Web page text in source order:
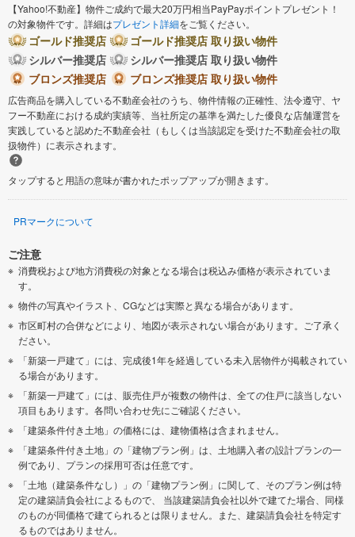
【Yahoo!不動産】物件ご成約で最大20万円相当PayPayポイントプレゼント！
の対象物件です。詳細はプレゼント詳細をご覧ください。
ゴールド推奨店
ゴールド推奨店 取り扱い物件
シルバー推奨店
シルバー推奨店 取り扱い物件
ブロンズ推奨店
ブロンズ推奨店 取り扱い物件
広告商品を購入している不動産会社のうち、物件情報の正確性、法令遵守、ヤ
フー不動産における成約実績等、当社所定の基準を満たした優良な店舗運営を
実践していると認めた不動産会社（もしくは当該認定を受けた不動産会社の取
扱物件）に表示されます。
タップすると用語の意味が書かれたポップアップが開きます。
PRマークについて
ご注意
消費税および地方消費税の対象となる場合は税込み価格が表示されていま
す。
物件の写真やイラスト、CGなどは実際と異なる場合があります。
市区町村の合併などにより、地図が表示されない場合があります。ご了承く
ださい。
「新築一戸建て」には、完成後1年を経過している未入居物件が掲載されてい
る場合があります。
「新築一戸建て」には、販売住戸が複数の物件は、全ての住戸に該当しない
項目もあります。各問い合わせ先にご確認ください。
「建築条件付き土地」の価格には、建物価格は含まれません。
「建築条件付き土地」の「建物プラン例」は、土地購入者の設計プランの一
例であり、プランの採用可否は任意です。
「土地（建築条件なし）」の「建物プラン例」に関して、そのプラン例は特
定の建築請負会社によるもので、 当該建築請負会社以外で建てた場合、同様
のものが同価格で建てられるとは限りません。また、建築請負会社を特定す
るものではありません。